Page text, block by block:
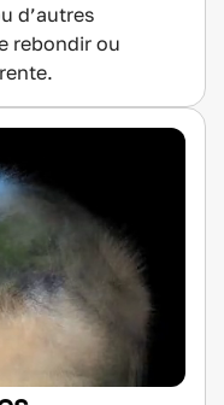
d’autres
rebondir ou